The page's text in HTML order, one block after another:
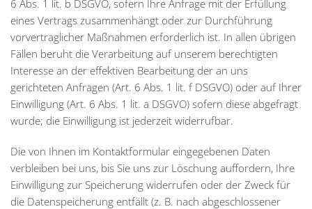
6 Abs. 1 lit. b DSGVO, sofern Ihre Anfrage mit der Erfüllung
eines Vertrags zusammenhängt oder zur Durchführung
vorvertraglicher Maßnahmen erforderlich ist. In allen übrigen
Fällen beruht die Verarbeitung auf unserem berechtigten
Interesse an der effektiven Bearbeitung der an uns
gerichteten Anfragen (Art. 6 Abs. 1 lit. f DSGVO) oder auf Ihrer
Einwilligung (Art. 6 Abs. 1 lit. a DSGVO) sofern diese abgefragt
wurde; die Einwilligung ist jederzeit widerrufbar.
Die von Ihnen im Kontaktformular eingegebenen Daten
verbleiben bei uns, bis Sie uns zur Löschung auffordern, Ihre
Einwilligung zur Speicherung widerrufen oder der Zweck für
die Datenspeicherung entfällt (z. B. nach abgeschlossener